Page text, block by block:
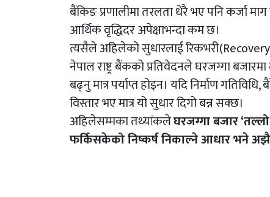
बैंकिङ प्रणालीमा तरलता धेरै भए पनि कर्जा
आर्थिक वृद्धिदर अपेक्षाभन्दा कम छ।
त्यसैले अहिलेको सुधारलाई
नेपाल राष्ट्र बैंकको प्रतिवेदनले घरजग्गा
बढ्नु मात्र पर्याप्त होइन। यदि निर्माण
विस्तार भए मात्र यो सुधार दिगो बन्न सक्छ।
अहिलेसम्मका तथ्यांकलेघरजग्गा बजार
फर्किसकेको निष्कर्ष निकाल्ने आधार भने